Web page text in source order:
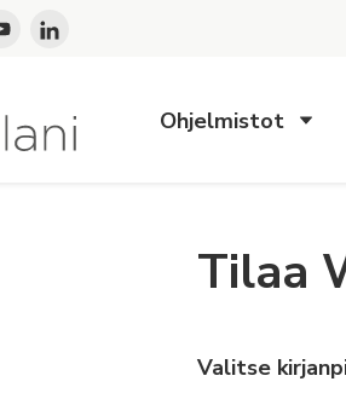
Ohjelmistot
Tilaa
Valitse